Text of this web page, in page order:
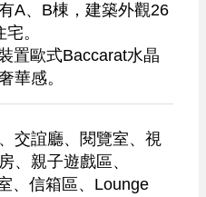
A、B棟，建築外觀26
。
置歐式Baccarat水晶
華感。
交誼廳、閱覽室、視
、親子遊戲區、
、信箱區、Lounge